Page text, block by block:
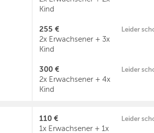
Kind
255 €
2x Erwachsener + 3x
Kind
Leider
300 €
2x Erwachsener + 4x
Kind
Leider
110 €
1x Erwachsener + 1x
Leider